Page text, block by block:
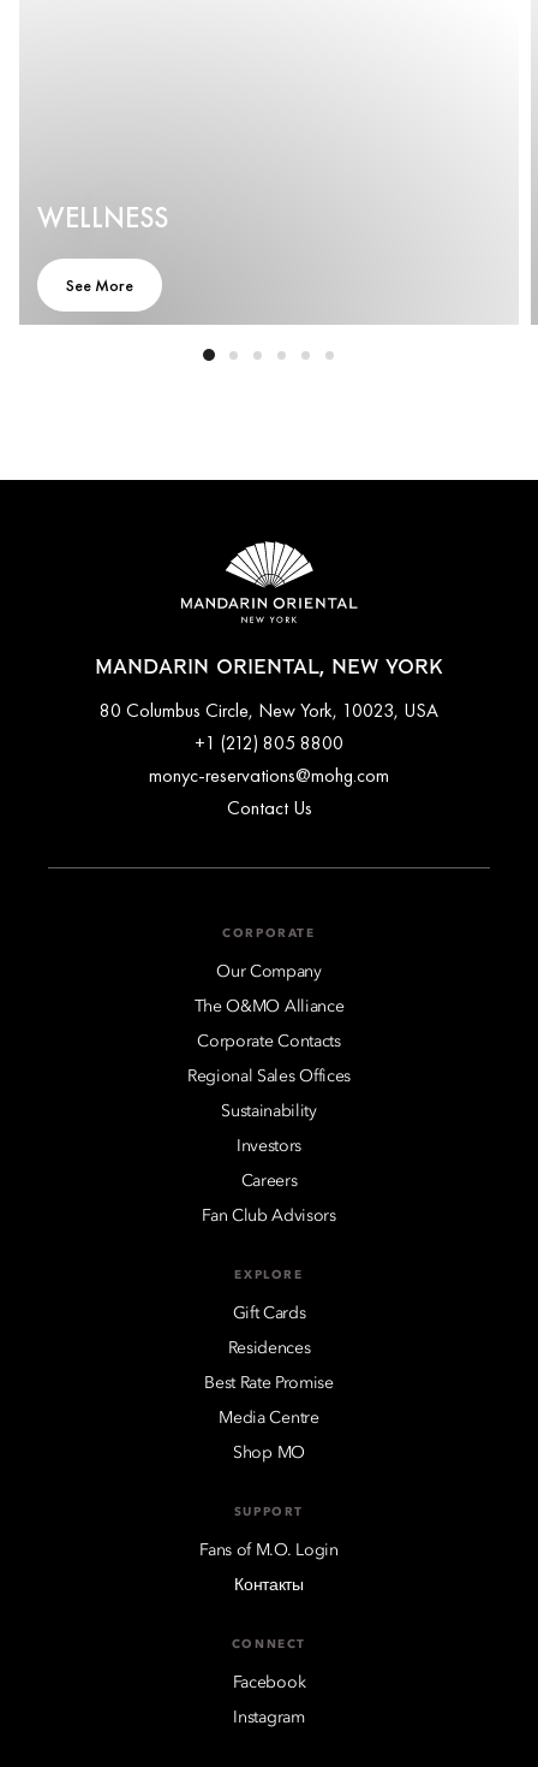
WELLNESS
See More
MANDARIN ORIENTAL, NEW YORK
80 Columbus Circle, New York, 10023, USA
+1 (212) 805 8800
monyc-reservations@mohg.com
Contact Us
CORPORATE
Our Company
The O&MO Alliance
Corporate Contacts
Regional Sales Offices
Sustainability
Investors
Careers
Fan Club Advisors
EXPLORE
Gift Cards
Residences
Best Rate Promise
Media Centre
Shop MO
SUPPORT
Fans of M.O. Login
Контакты
CONNECT
Facebook
Instagram